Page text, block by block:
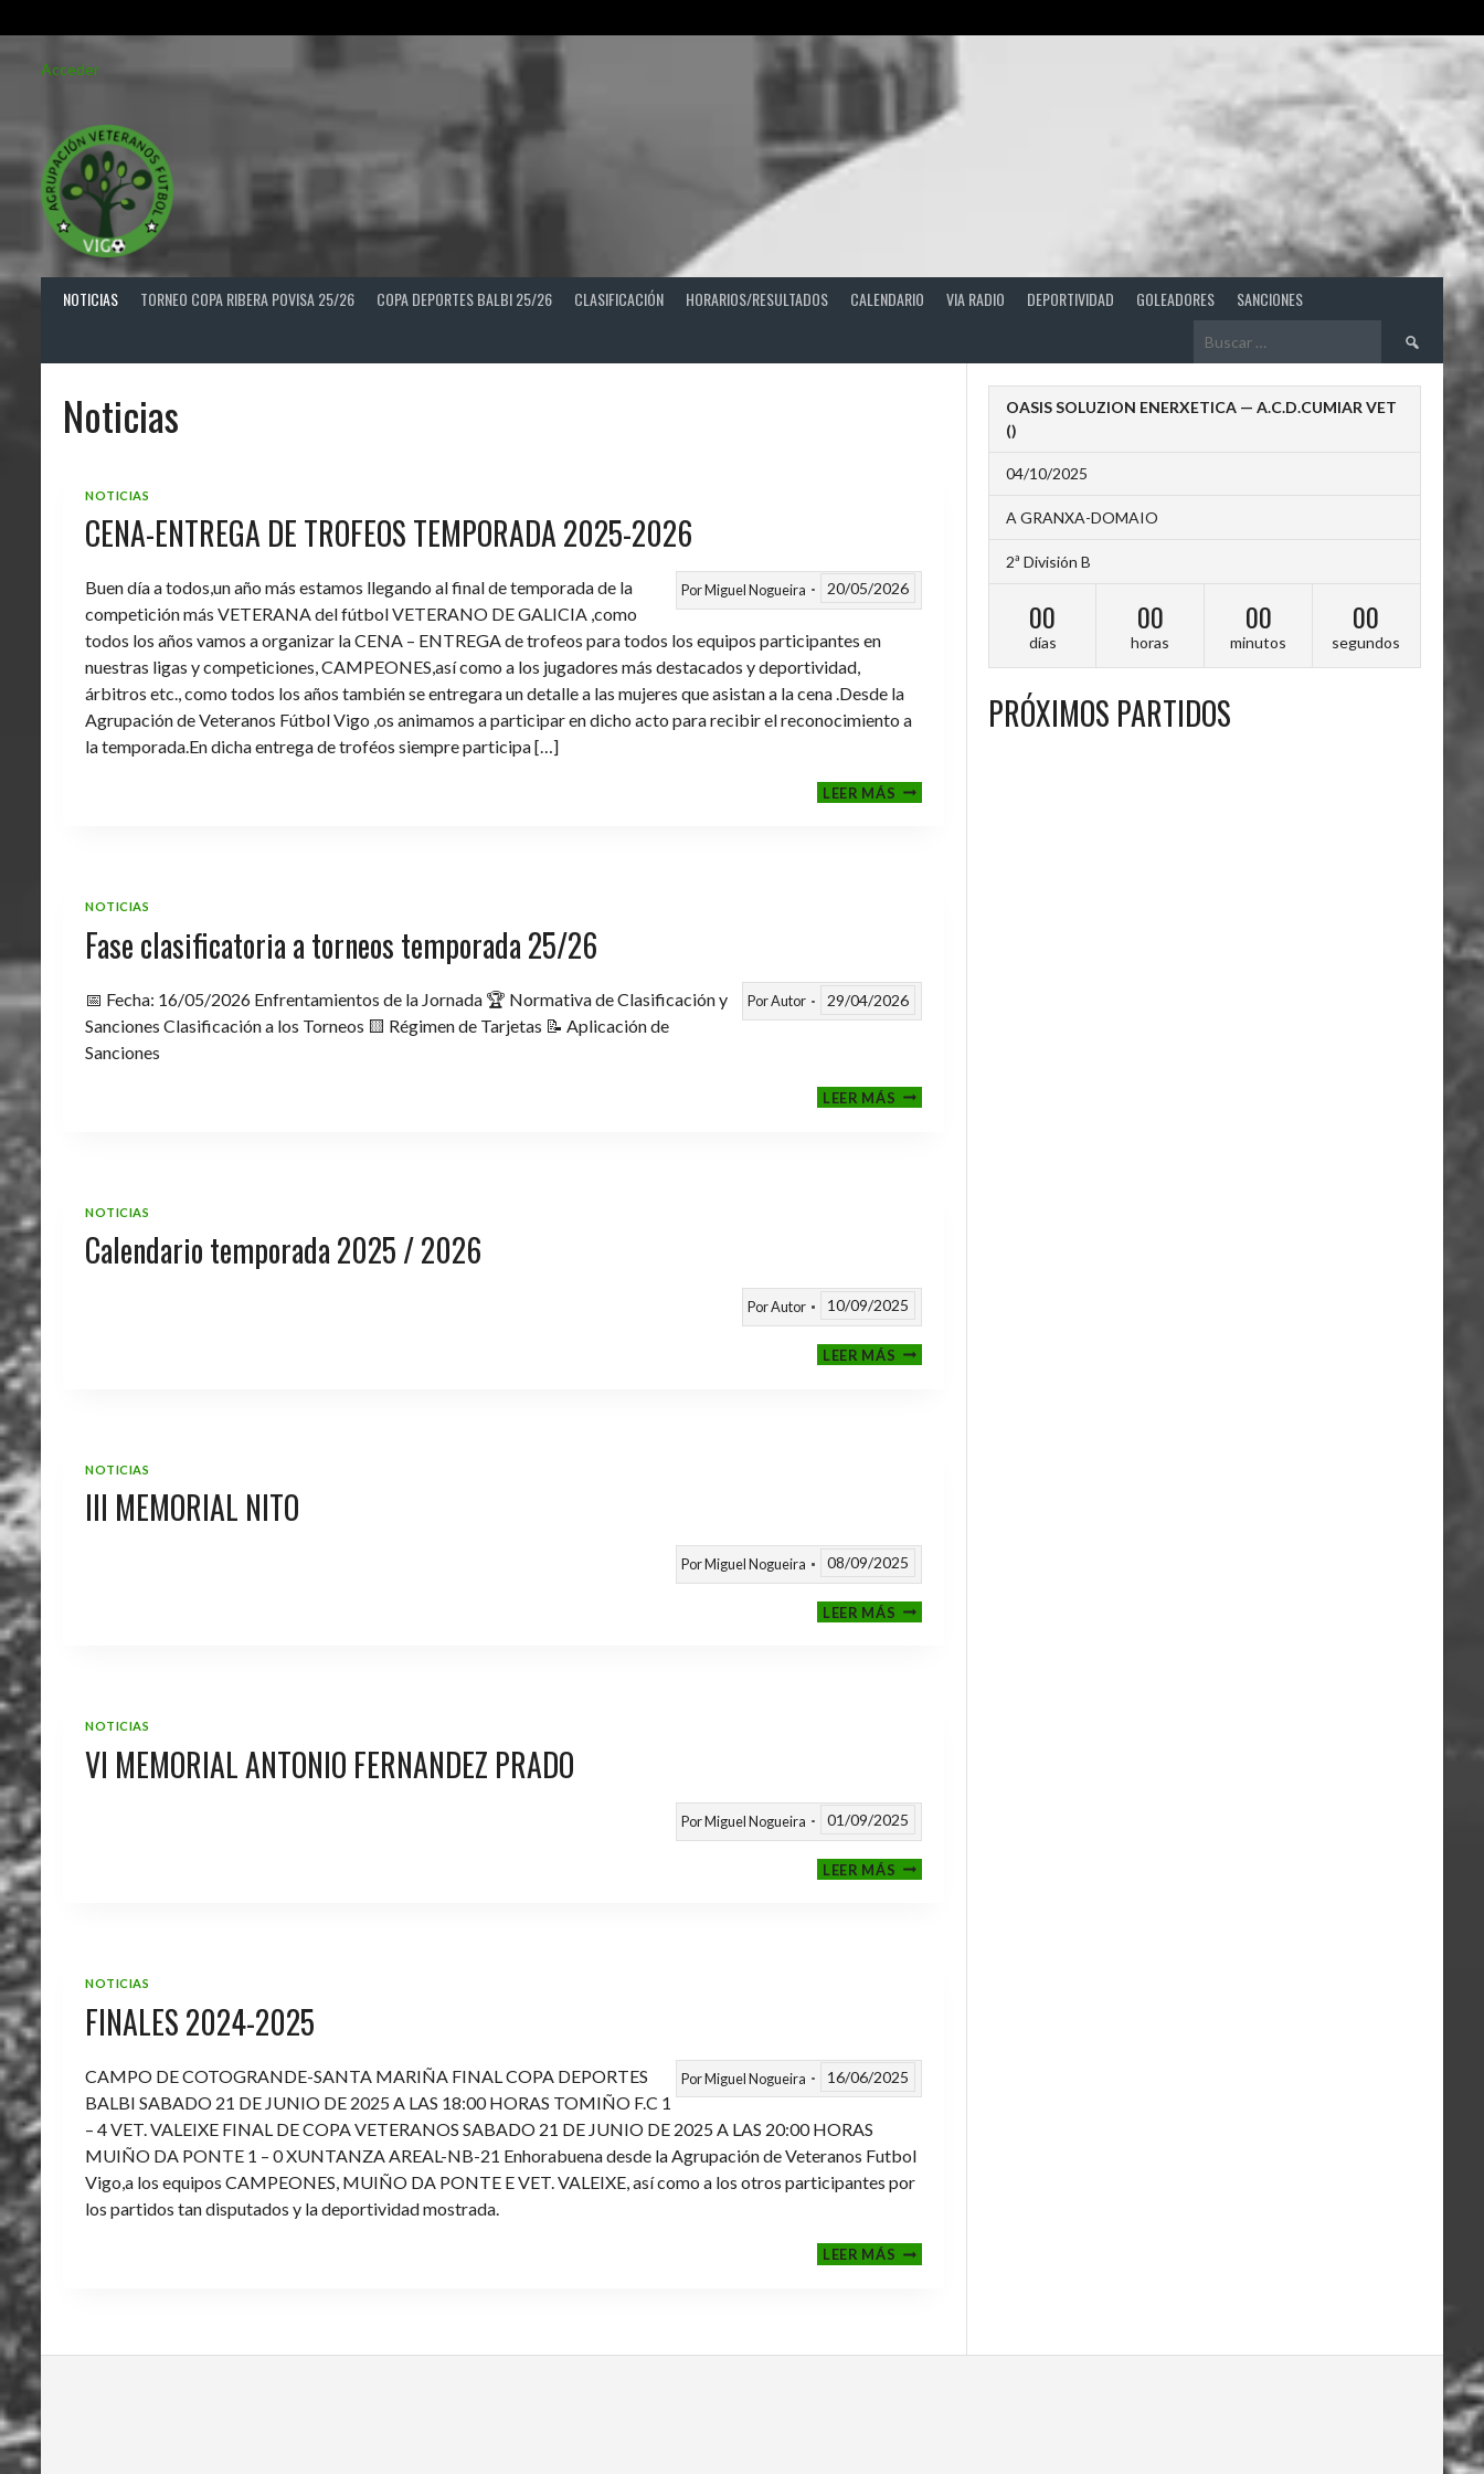
Acceder
NOTICIAS TORNEO COPA RIBERA POVISA 25/26 COPA DEPORTES BALBI 25/26 CLASIFICACIÓN HORARIOS/RESULTADOS CALENDARIO VIA RADIO DEPORTIVIDAD GOLEADORES SANCIONES
Buscar:
Noticias
NOTICIAS
CENA-ENTREGA DE TROFEOS TEMPORADA 2025-2026
PorMiguel Nogueira 20/05/2026
Buen día a todos,un año más estamos llegando al final de temporada de la
competición más VETERANA del fútbol VETERANO DE GALICIA ,como
todos los años vamos a organizar la CENA – ENTREGA de trofeos para todos los equipos participantes en
nuestras ligas y competiciones, CAMPEONES,así como a los jugadores más destacados y deportividad,
árbitros etc., como todos los años también se entregara un detalle a las mujeres que asistan a la cena .Desde la
Agrupación de Veteranos Fútbol Vigo ,os animamos a participar en dicho acto para recibir el reconocimiento a
la temporada.En dicha entrega de troféos siempre participa […]
LEER MÁSCENA-
ENTREGA
NOTICIAS
Fase clasificatoria a torneos temporada 25/26
PorAutor 29/04/2026
📅 Fecha: 16/05/2026 Enfrentamientos de la Jornada 🏆 Normativa de Clasificación y
Sanciones Clasificación a los Torneos 🟨 Régimen de Tarjetas 📝 Aplicación de
Sanciones
LEER MÁSFASE
CLASIFICATORIA
NOTICIAS
Calendario temporada 2025 / 2026
PorAutor 10/09/2025
LEER MÁSCALENDARIO
TEMPORADA
NOTICIAS
III MEMORIAL NITO
PorMiguel Nogueira 08/09/2025
LEER MÁSIII
MEMORIAL
NOTICIAS
VI MEMORIAL ANTONIO FERNANDEZ PRADO
PorMiguel Nogueira 01/09/2025
LEER MÁSVI
MEMORIAL
NOTICIAS
FINALES 2024-2025
PorMiguel Nogueira 16/06/2025
CAMPO DE COTOGRANDE-SANTA MARIÑA FINAL COPA DEPORTES
BALBI SABADO 21 DE JUNIO DE 2025 A LAS 18:00 HORAS TOMIÑO F.C 1
– 4 VET. VALEIXE FINAL DE COPA VETERANOS SABADO 21 DE JUNIO DE 2025 A LAS 20:00 HORAS
MUIÑO DA PONTE 1 – 0 XUNTANZA AREAL-NB-21 Enhorabuena desde la Agrupación de Veteranos Futbol
Vigo,a los equipos CAMPEONES, MUIÑO DA PONTE E VET. VALEIXE, así como a los otros participantes por
los partidos tan disputados y la deportividad mostrada.
LEER MÁSFINALES
2024-
OASIS SOLUZION ENERXETICA — A.C.D.CUMIAR VET
()
04/10/2025
A GRANXA-DOMAIO
2ª División B
00
días
00
horas
00
minutos
00
segundos
PRÓXIMOS PARTIDOS